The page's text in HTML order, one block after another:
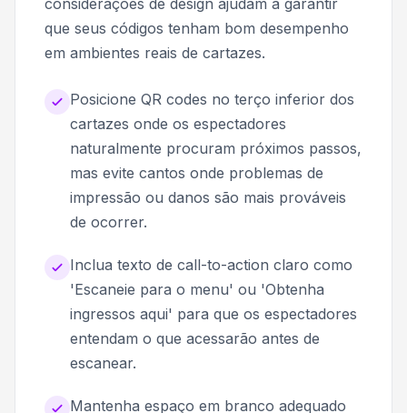
que seus códigos tenham bom desempenho
em ambientes reais de cartazes.
Posicione QR codes no terço inferior dos
cartazes onde os espectadores
naturalmente procuram próximos passos,
mas evite cantos onde problemas de
impressão ou danos são mais prováveis
de ocorrer.
Inclua texto de call-to-action claro como
'Escaneie para o menu' ou 'Obtenha
ingressos aqui' para que os espectadores
entendam o que acessarão antes de
escanear.
Mantenha espaço em branco adequado